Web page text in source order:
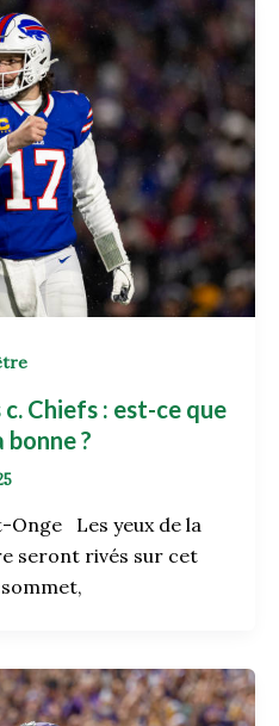
Chiefs : est-ce que
?
Onge Les yeux de la
seront rivés sur cet